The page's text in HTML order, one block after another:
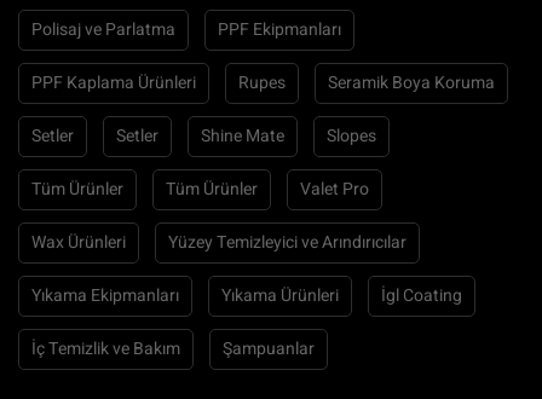
Polisaj ve Parlatma PPF Ekipmanları
PPF Kaplama Ürünleri Rupes Seramik Boya Koruma
Setler Setler Shine Mate Slopes
Tüm Ürünler Tüm Ürünler Valet Pro
Wax Ürünleri Yüzey Temizleyici ve Arındırıcılar
Yıkama Ekipmanları Yıkama Ürünleri İgl Coating
İç Temizlik ve Bakım Şampuanlar